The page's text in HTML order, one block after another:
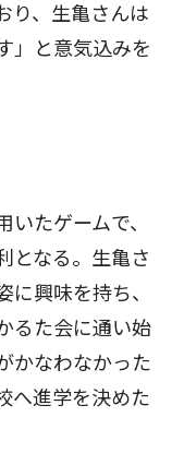
り、生亀さんは
」と意気込みを
たゲームで、
となる。生亀さ
に興味を持ち、
るた会に通い始
かなわなかった
へ進学を決めた